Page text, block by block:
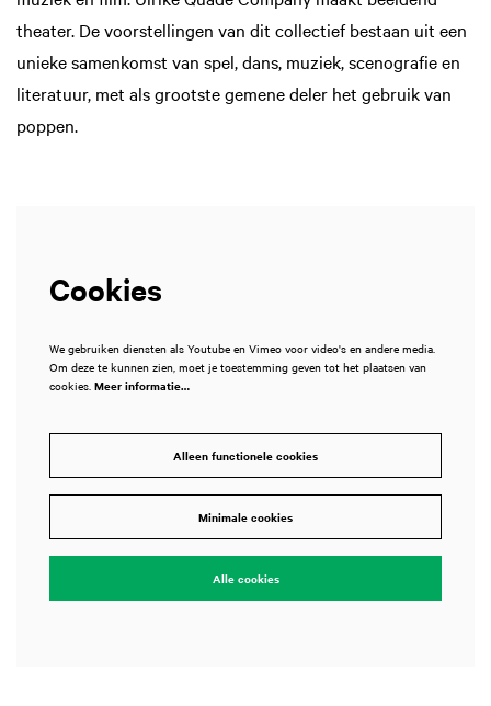
theater. De voorstellingen van dit collectief bestaan uit een
unieke samenkomst van spel, dans, muziek, scenografie en
literatuur, met als grootste gemene deler het gebruik van
poppen.
Cookies
We gebruiken diensten als Youtube en Vimeo voor video's en andere media.
Om deze te kunnen zien, moet je toestemming geven tot het plaatsen van
cookies. Meer informatie…
Alleen functionele cookies
Minimale cookies
Alle cookies